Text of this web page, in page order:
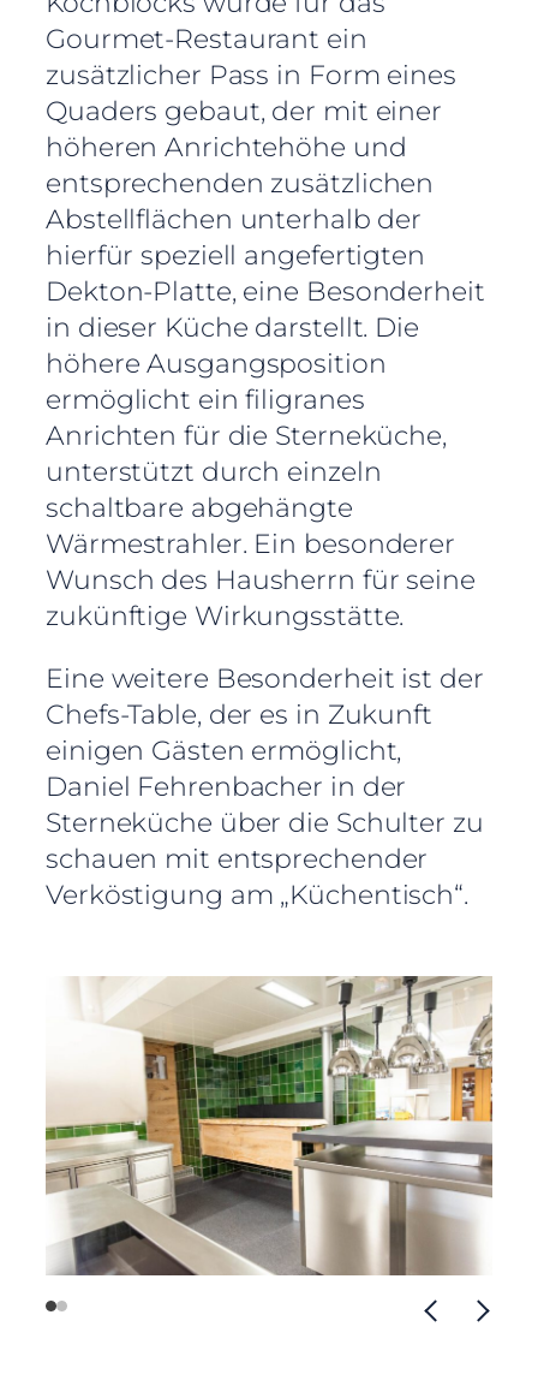
Gourmet-Restaurant ein
zusätzlicher Pass in Form eines
Quaders gebaut, der mit einer
höheren Anrichtehöhe und
entsprechenden zusätzlichen
Abstellflächen unterhalb der
hierfür speziell angefertigten
Dekton-Platte, eine Besonderheit
in dieser Küche darstellt. Die
höhere Ausgangsposition
ermöglicht ein filigranes
Anrichten für die Sterneküche,
unterstützt durch einzeln
schaltbare abgehängte
Wärmestrahler. Ein besonderer
Wunsch des Hausherrn für seine
zukünftige Wirkungsstätte.
Eine weitere Besonderheit ist der
Chefs-Table, der es in Zukunft
einigen Gästen ermöglicht,
Daniel Fehrenbacher in der
Sterneküche über die Schulter zu
schauen mit entsprechender
Verköstigung am „Küchentisch“.